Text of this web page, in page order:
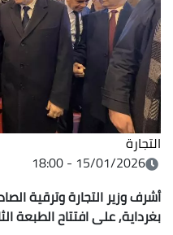
التجارة
15/01/2026 - 18:00
أشرف وزير التجارة وترقية
بغرداية, على افتتاح الطبعة